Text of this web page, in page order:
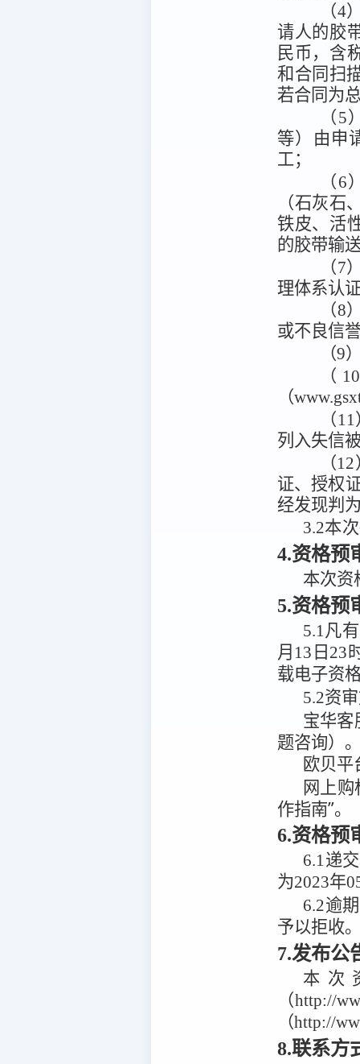
（4
请人的胶
民币，含
和合同扫
若合同为
（
等）由申
工；
（
（石灰石
铁皮、活
的胶带输
（7
理体系认
（8
或不良信
（9
（
（
（
列入失信
（
证、授权
经发现判
3.2本
4.资格预
本次资
5.资格预
5.1凡
月13日23
载电子资
5.2资
宝华客
题咨询）
欧贝平
网上
作指南”。
6.资格预
6.1递
为2023年
6.2逾
予以拒收
7.发布公
本次
（http://
（http://
8.联系方